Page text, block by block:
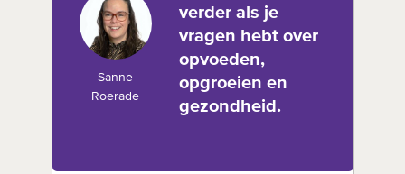
Sanne
Roerade
verder als je
vragen hebt over
opvoeden,
opgroeien en
gezondheid.